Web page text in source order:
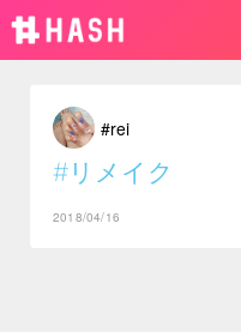
#rei
#リメイク
2018/04/16